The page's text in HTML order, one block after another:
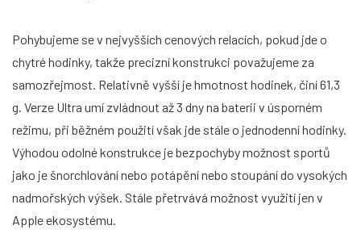
Pohybujeme se v nejvyšších cenových relacích, pokud jde o
chytré hodinky, takže precizní konstrukci považujeme za
samozřejmost. Relativně vyšší je hmotnost hodinek, činí 61,3
g. Verze Ultra umí zvládnout až 3 dny na baterii v úsporném
režimu, při běžném použití však jde stále o jednodenní hodinky.
Výhodou odolné konstrukce je bezpochyby možnost sportů
jako je šnorchlování nebo potápění nebo stoupání do vysokých
nadmořských výšek. Stále přetrvává možnost využití jen v
Apple ekosystému.